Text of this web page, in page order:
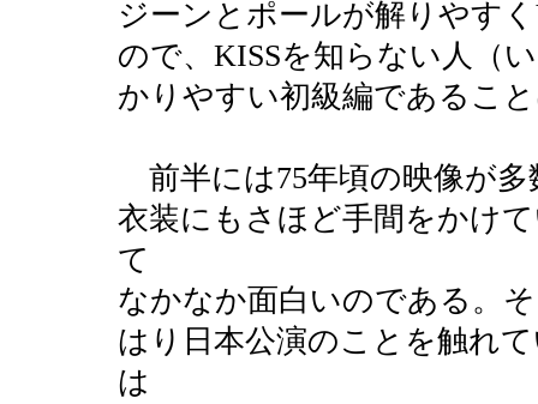
ジーンとポールが解りやす
ので、KISSを知らない人（
かりやすい初級編であるこ
前半には75年頃の映像が
衣装にもさほど手間をかけ
て
なかなか面白いのである。
はり日本公演のことを触れ
は